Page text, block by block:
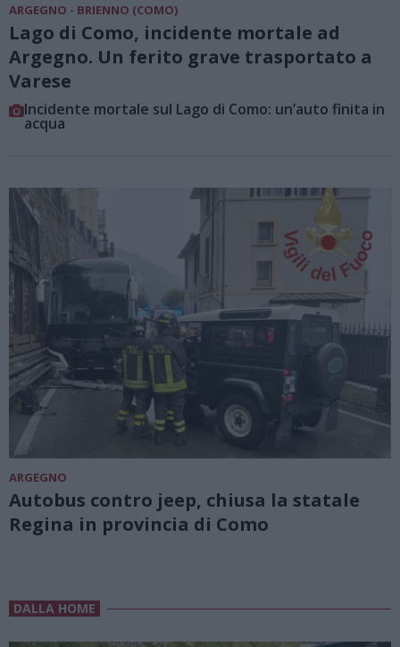
ARGEGNO - BRIENNO (COMO)
Lago di Como, incidente mortale ad
Argegno. Un ferito grave trasportato a
Varese
Incidente mortale sul Lago di Como: un’auto finita in
acqua
ARGEGNO
Autobus contro jeep, chiusa la statale
Regina in provincia di Como
DALLA HOME